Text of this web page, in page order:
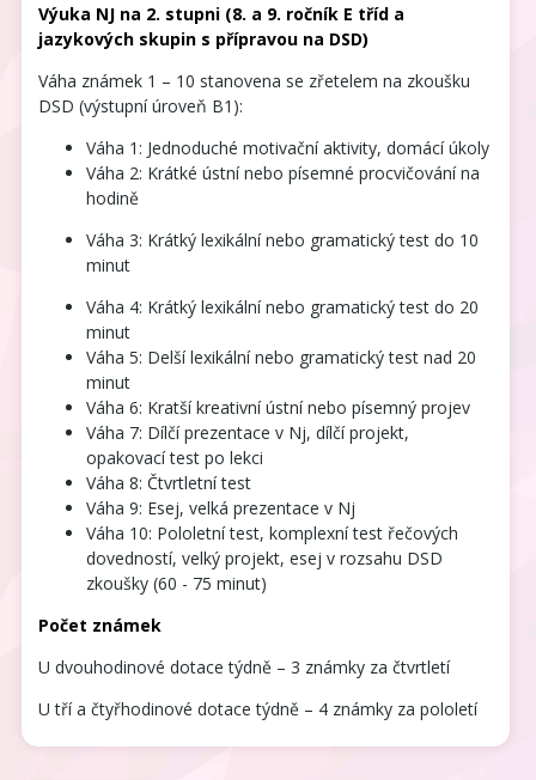
Výuka NJ na 2. stupni (8. a 9. ročník E tříd a
jazykových skupin s přípravou na DSD)
Váha známek 1 – 10 stanovena se zřetelem na zkoušku
DSD (výstupní úroveň B1):
Váha 1: Jednoduché motivační aktivity, domácí úkoly
Váha 2: Krátké ústní nebo písemné procvičování na
hodině
Váha 3: Krátký lexikální nebo gramatický test do 10
minut
Váha 4: Krátký lexikální nebo gramatický test do 20
minut
Váha 5: Delší lexikální nebo gramatický test nad 20
minut
Váha 6: Kratší kreativní ústní nebo písemný projev
Váha 7: Dílčí prezentace v Nj, dílčí projekt,
opakovací test po lekci
Váha 8: Čtvrtletní test
Váha 9: Esej, velká prezentace v Nj
Váha 10: Pololetní test, komplexní test řečových
dovedností, velký projekt, esej v rozsahu DSD
zkoušky (60 - 75 minut)
Počet známek
U dvouhodinové dotace týdně – 3 známky za čtvrtletí
U tří a čtyřhodinové dotace týdně – 4 známky za pololetí